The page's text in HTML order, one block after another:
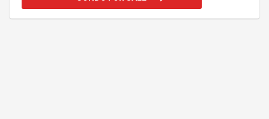
5 à 7.L'immeuble, une ancienne école secondaire,